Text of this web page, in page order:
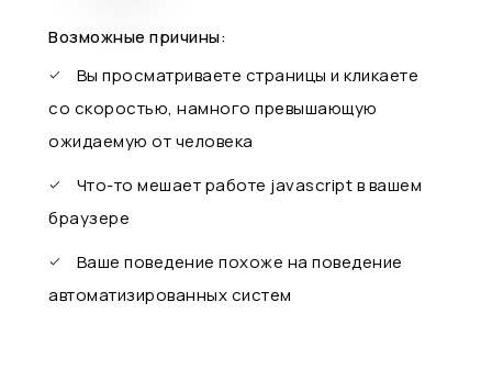
Возможные причины:
Вы просматриваете страницы и кликаете
со скоростью, намного превышающую
ожидаемую от человека
Что-то мешает работе javascript в вашем
браузере
Ваше поведение похоже на поведение
автоматизированных систем